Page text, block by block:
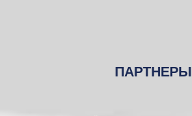
ПАРТНЕРЫ